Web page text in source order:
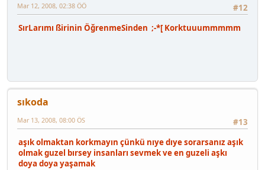
#12
Mar 12, 2008, 02:38 ÖÖ
SırLarımı ßirinin ÖğrenmeSinden ;-*[ Korktuuummmmm
sıkoda
#13
Mar 13, 2008, 08:00 ÖS
aşık olmaktan korkmayın çünkü nıye dıye sorarsanız aşık
olmak guzel bırsey insanları sevmek ve en guzeli aşkı
doya doya yaşamak